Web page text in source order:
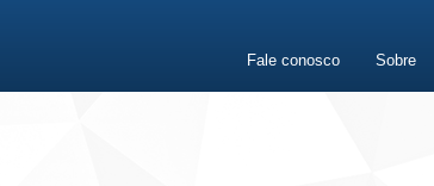
Fale conosco Sobre